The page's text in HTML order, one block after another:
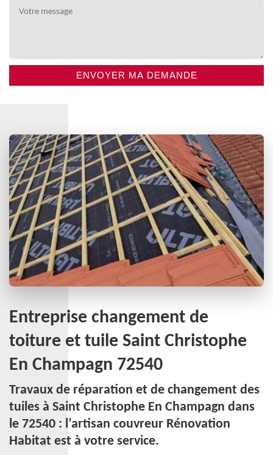
Entreprise changement de
toiture et tuile Saint Christophe
En Champagn 72540
Travaux de réparation et de changement des
tuiles à Saint Christophe En Champagn dans
le 72540 : l’artisan couvreur Rénovation
Habitat est à votre service.